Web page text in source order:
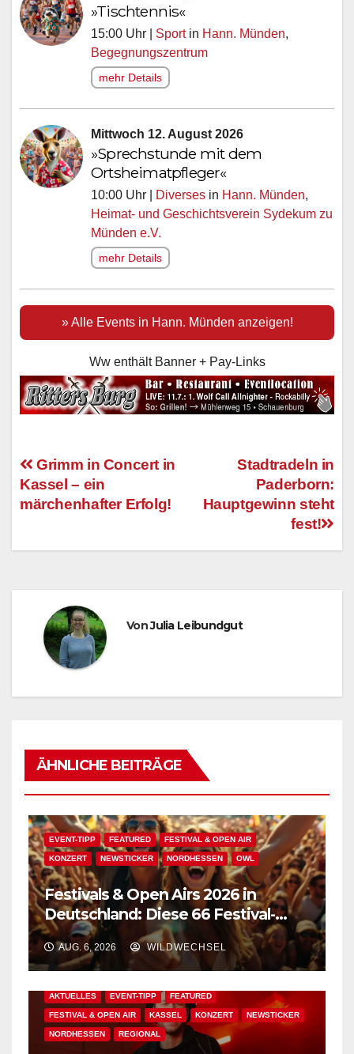
»Tischtennis«
15:00 Uhr | Sportin Hann. Münden,
Begegnungszentrum
mehr Details
Mittwoch 12. August 2026
»Sprechstunde mit dem
Ortsheimatpfleger«
10:00 Uhr | Diverses in Hann. Münden,
Heimat- und Geschichtsverein Sydekum zu
Münden e.V.
mehr Details
» Alle Events in Hann. Münden anzeigen!
Ww enthält Banner + Pay-Links
Beitragsnavigation
Stadtradeln in
Paderborn:
Hauptgewinn steht
fest!
Grimm in Concert in
Kassel – ein
märchenhafter Erfolg!
VonJulia Leibundgut
ÄHNLICHE BEITRÄGE
EVENT-TIPP FEATURED FESTIVAL & OPEN AIR
KONZERT NEWSTICKER NORDHESSEN OWL
Festivals & Open Airs 2026 in
Deutschland: Diese 66 Festival-
Events warten auf Dich!
AUG. 6, 2026 WILDWECHSEL
AKTUELLES EVENT-TIPP FEATURED
FESTIVAL & OPEN AIR KASSEL KONZERT NEWSTICKER
NORDHESSEN REGIONAL